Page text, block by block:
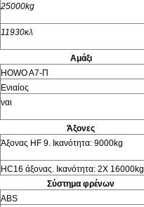
25000kg
11930κλ
Αμάξι
HOWO A7-Π
Ενιαίος
ναι
Άξονες
Άξονας HF 9. Ικανότητα: 9000kg
HC16 άξονας. Ικανότητα: 2X 16000kg
Σύστημα φρένων
ABS